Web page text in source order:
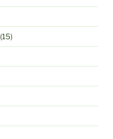
(15)